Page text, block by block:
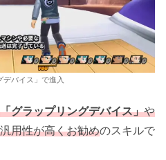
デバイス」で進入
「グラップリングデバイス」や
用性が高くお勧めのスキルで